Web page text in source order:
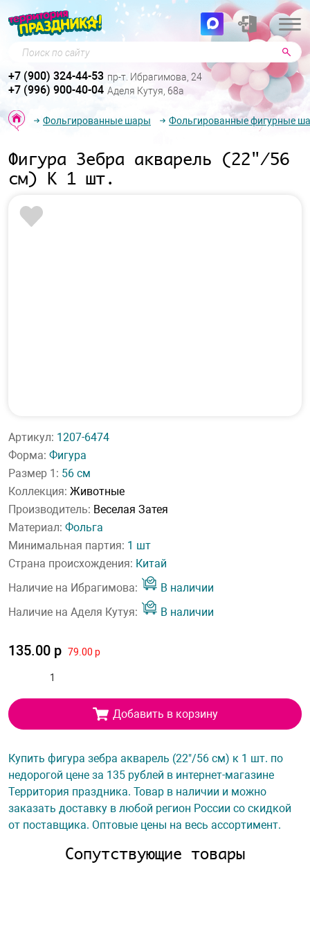
Поиск по сайту
+7 (900) 324-44-53 пр-т. Ибрагимова, 24
+7 (996) 900-40-04 Аделя Кутуя, 68а
Фольгированные шары Фольгированные фигурные
Фигура Зебра акварель (22"/56
см) К 1 шт.
Артикул: 1207-6474
Форма: Фигура
Размер 1: 56 см
Коллекция: Животные
Производитель: Веселая Затея
Материал: Фольга
Минимальная партия: 1 шт
Страна происхождения: Китай
Наличие на Ибрагимова:
В наличии
Наличие на Аделя Кутуя:
В наличии
135.00 р 79.00 р
Добавить в корзину
Купить фигура зебра акварель (22"/56 см) к 1 шт. по
недорогой цене за 135 рублей в интернет-магазине
Территория праздника. Товар в наличии и можно
заказать доставку в любой регион России со скидкой
от поставщика. Оптовые цены на весь ассортимент.
Сопутствующие товары